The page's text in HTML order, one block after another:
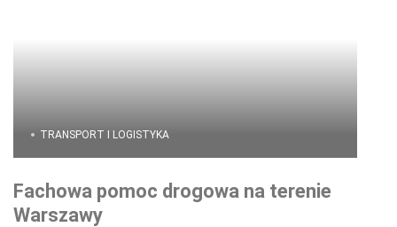
TRANSPORT I LOGISTYKA
Fachowa pomoc drogowa na terenie
Warszawy